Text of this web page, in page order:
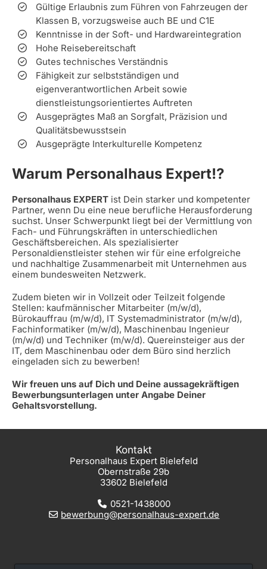
Gültige Erlaubnis zum Führen von Fahrzeugen der
Klassen B, vorzugsweise auch BE und C1E
Kenntnisse in der Soft- und Hardwareintegration
Hohe Reisebereitschaft
Gutes technisches Verständnis
Fähigkeit zur selbstständigen und
eigenverantwortlichen Arbeit sowie
dienstleistungsorientiertes Auftreten
Ausgeprägtes Maß an Sorgfalt, Präzision und
Qualitätsbewusstsein
Ausgeprägte Interkulturelle Kompetenz
Warum Personalhaus Expert!?
Personalhaus EXPERT ist Dein starker und kompetenter
Partner, wenn Du eine neue berufliche Herausforderung
suchst. Unser Schwerpunkt liegt bei der Vermittlung von
Fach- und Führungskräften in unterschiedlichen
Geschäftsbereichen. Als spezialisierter
Personaldienstleister stehen wir für eine erfolgreiche
und nachhaltige Zusammenarbeit mit Unternehmen aus
einem bundesweiten Netzwerk.
Zudem bieten wir in Vollzeit oder Teilzeit folgende
Stellen: kaufmännischer Mitarbeiter (m/w/d),
Bürokauffrau (m/w/d), IT Systemadministrator (m/w/d),
Fachinformatiker (m/w/d), Maschinenbau Ingenieur
(m/w/d) und Techniker (m/w/d). Quereinsteiger aus der
IT, dem Maschinenbau oder dem Büro sind herzlich
eingeladen sich zu bewerben!
Wir freuen uns auf Dich und Deine aussagekräftigen
Bewerbungsunterlagen unter Angabe Deiner
Gehaltsvorstellung.
Kontakt
Personalhaus Expert Bielefeld
Obernstraße 29b
33602 Bielefeld
0521-1438000
bewerbung@personalhaus-expert.de